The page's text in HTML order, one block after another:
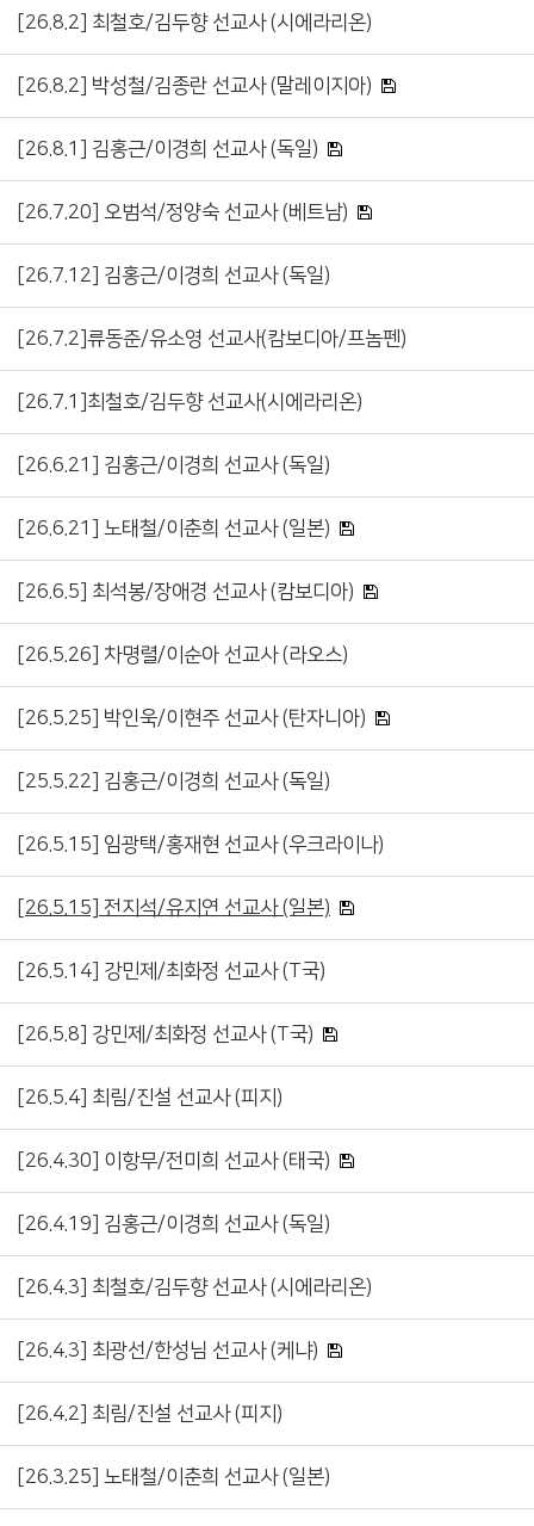
[26.8.2] 최철호/김두향 선교사 (시에라리온)
[26.8.2] 박성철/김종란 선교사 (말레이지아)
[26.8.1] 김홍근/이경희 선교사 (독일)
[26.7.20] 오범석/정양숙 선교사 (베트남)
[26.7.12] 김홍근/이경희 선교사 (독일)
[26.7.2]류동준/유소영 선교사(캄보디아/프놈펜)
[26.7.1]최철호/김두향 선교사(시에라리온)
[26.6.21] 김홍근/이경희 선교사 (독일)
[26.6.21] 노태철/이춘희 선교사 (일본)
[26.6.5] 최석봉/장애경 선교사 (캄보디아)
[26.5.26] 차명렬/이순아 선교사 (라오스)
[26.5.25] 박인욱/이현주 선교사 (탄자니아)
[25.5.22] 김홍근/이경희 선교사 (독일)
[26.5.15] 임광택/홍재현 선교사 (우크라이나)
[26.5.15] 전지석/유지연 선교사 (일본)
[26.5.14] 강민제/최화정 선교사 (T국)
[26.5.8] 강민제/최화정 선교사 (T국)
[26.5.4] 최림/진설 선교사 (피지)
[26.4.30] 이항무/전미희 선교사 (태국)
[26.4.19] 김홍근/이경희 선교사 (독일)
[26.4.3] 최철호/김두향 선교사 (시에라리온)
[26.4.3] 최광선/한성님 선교사 (케냐)
[26.4.2] 최림/진설 선교사 (피지)
[26.3.25] 노태철/이춘희 선교사 (일본)